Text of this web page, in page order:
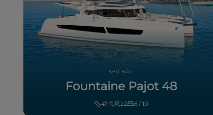
SEILBÅT
Fountaine Pajot 48
47 ft 22 6 / 10